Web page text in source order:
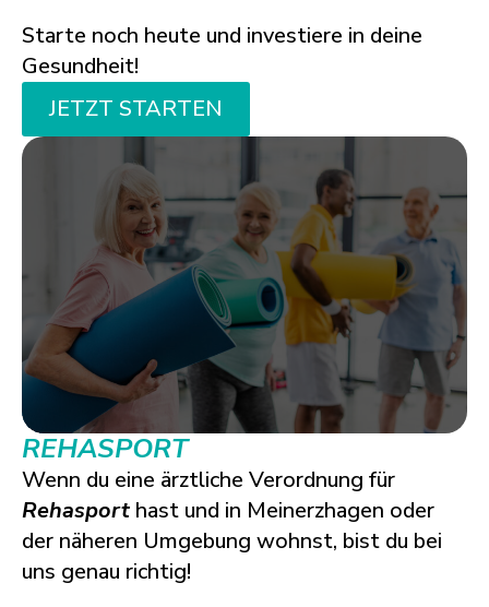
Starte noch heute und investiere in deine
Gesundheit!
JETZT STARTEN
REHASPORT
Wenn du eine ärztliche Verordnung für
Rehasport hast und in Meinerzhagen oder
der näheren Umgebung wohnst, bist du bei
uns genau richtig!